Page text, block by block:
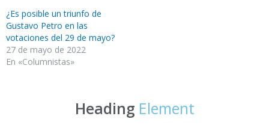
¿Es posible un triunfo de
Gustavo Petro en las
votaciones del 29 de mayo?
27 de mayo de 2022
En «Columnistas»
Heading Element